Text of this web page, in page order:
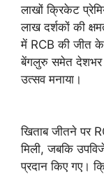
लाखों क्रिकेट
लाख दर्शकों की
में RCB की जीत के
बेंगलुरु समेत देशभर
उत्सव मनाया।
खिताब जीतने पर
मिली, जबकि
प्रदान किए गए।